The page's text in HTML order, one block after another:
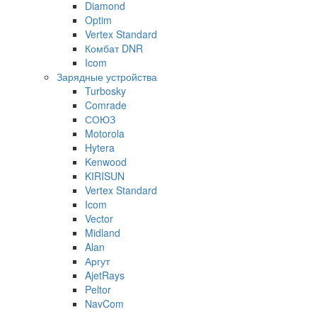
Diamond
Optim
Vertex Standard
Комбат DNR
Icom
Зарядные устройства
Turbosky
Comrade
СОЮЗ
Motorola
Hytera
Kenwood
KIRISUN
Vertex Standard
Icom
Vector
Midland
Alan
Аргут
AjetRays
Peltor
NavCom